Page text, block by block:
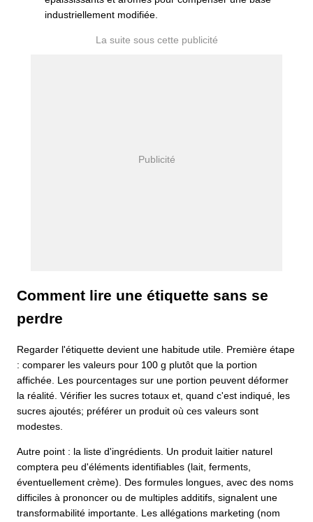
industriellement modifiée.
Comment lire une étiquette sans se
perdre
Regarder l'étiquette devient une habitude utile. Première étape
: comparer les valeurs pour 100 g plutôt que la portion
affichée. Les pourcentages sur une portion peuvent déformer
la réalité. Vérifier les sucres totaux et, quand c'est indiqué, les
sucres ajoutés; préférer un produit où ces valeurs sont
modestes.
Autre point : la liste d'ingrédients. Un produit laitier naturel
comptera peu d'éléments identifiables (lait, ferments,
éventuellement crème). Des formules longues, avec des noms
difficiles à prononcer ou de multiples additifs, signalent une
transformabilité importante. Les allégations marketing (nom